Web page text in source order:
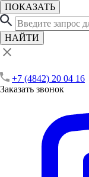
ПОКАЗАТЬ
НАЙТИ
+7 (4842) 20 04 16
Заказать звонок